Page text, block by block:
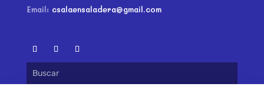
Email: csalaensaladera@gmail.com